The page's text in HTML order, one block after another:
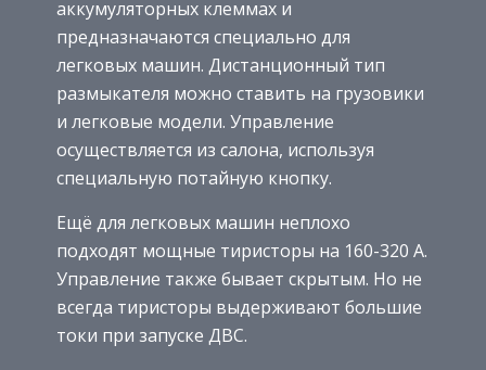
аккумуляторных клеммах и
предназначаются специально для
легковых машин. Дистанционный тип
размыкателя можно ставить на грузовики
и легковые модели. Управление
осуществляется из салона, используя
специальную потайную кнопку.
Ещё для легковых машин неплохо
подходят мощные тиристоры на 160-320 А.
Управление также бывает скрытым. Но не
всегда тиристоры выдерживают большие
токи при запуске ДВС.